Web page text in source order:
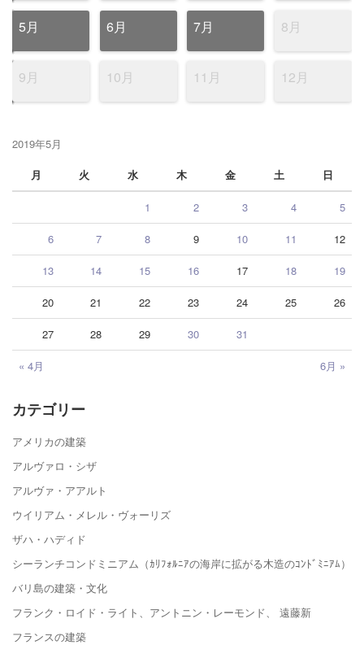
5月 6月 7月 8月
9月 10月 11月 12月
2019年5月
月
火 水 木 金 土 日
« 4月 6月 »
1 2 3 4 5
6 7 8 9 10 11 12
13 14 15 16 17 18 19
20 21 22 23 24 25 26
27 28 29 30 31
カテゴリー
アメリカの建築
アルヴァロ・シザ
アルヴァ・アアルト
ウイリアム・メレル・ヴォーリズ
ザハ・ハディド
シーランチコンドミニアム（ｶﾘﾌｫﾙﾆｱの海岸に拡がる木造のｺﾝﾄﾞﾐﾆｱﾑ）
バリ島の建築・文化
フランク・ロイド・ライト、アントニン・レーモンド、 遠藤新
フランスの建築